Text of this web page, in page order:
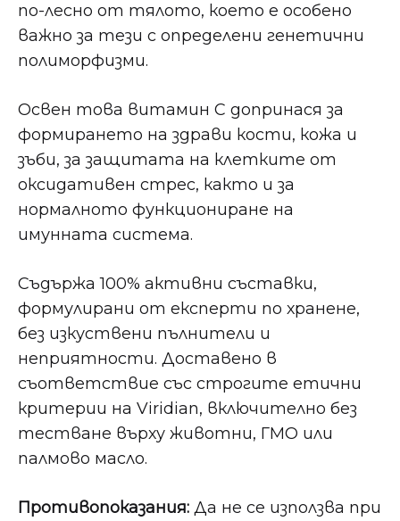
по-лесно от тялото, което е особено
важно за тези с определени генетични
полиморфизми.
Освен това витамин С допринася за
формирането на здрави кости, кожа и
зъби, за защитата на клетките от
оксидативен стрес, както и за
нормалното функциониране на
имунната система.
Съдържа 100% активни съставки,
формулирани от експерти по хранене,
без изкуствени пълнители и
неприятности. Доставено в
съответствие със строгите етични
критерии на Viridian, включително без
тестване върху животни, ГМО или
палмово масло.
Противопоказания: Да не се използва при